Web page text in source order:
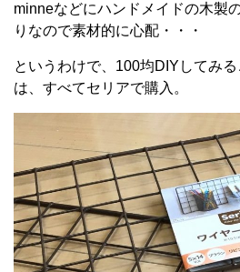
minneなどにハンドメイドの木製
りなので素材的に心配・・・
というわけで、100均DIYしてみ
は、すべてセリアで購入。